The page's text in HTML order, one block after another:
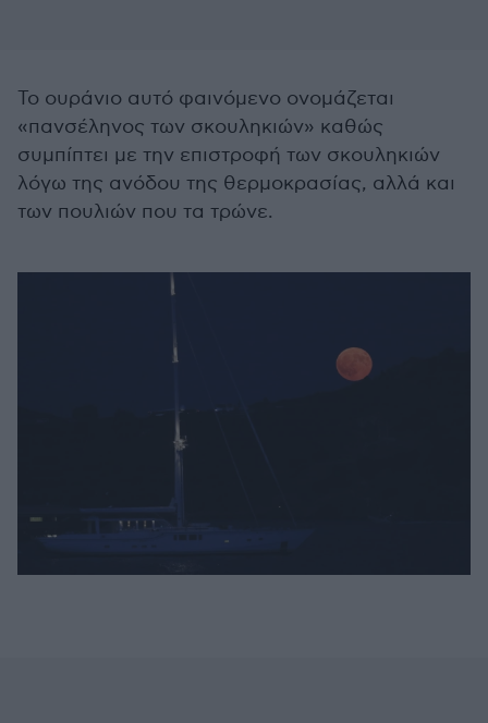
Το ουράνιο αυτό φαινόμενο ονομάζεται
«πανσέληνος των σκουληκιών» καθώς
συμπίπτει με την επιστροφή των σκουληκιών
λόγω της ανόδου της θερμοκρασίας, αλλά και
των πουλιών που τα τρώνε.